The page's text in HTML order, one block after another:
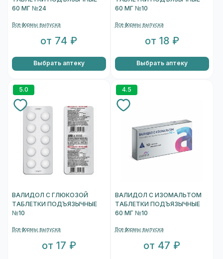
60 МГ №24
Все формы выпуска
от 74 ₽
Выбрать аптеку
60 МГ №10
Все формы выпуска
от 18 ₽
Выбрать аптеку
5.0
ВАЛИДОЛ С ГЛЮКОЗОЙ
ТАБЛЕТКИ ПОДЪЯЗЫЧНЫЕ
№10
Все формы выпуска
от 17 ₽
4.5
ВАЛИДОЛ С ИЗОМАЛЬТОМ
ТАБЛЕТКИ ПОДЪЯЗЫЧНЫЕ
60 МГ №10
Все формы выпуска
от 47 ₽